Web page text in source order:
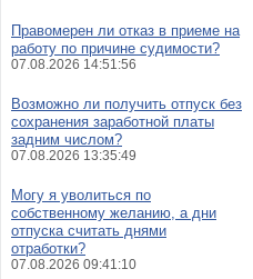
Правомерен ли отказ в приеме на
работу по причине судимости?
07.08.2026 14:51:56
Возможно ли получить отпуск без
сохранения заработной платы
задним числом?
07.08.2026 13:35:49
Могу я уволиться по
собственному желанию, а дни
отпуска считать днями
отработки?
07.08.2026 09:41:10